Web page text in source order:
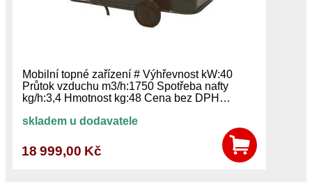
Mobilní topné zařízení # Výhřevnost kW:40
Průtok vzduchu m3/h:1750 Spotřeba nafty
kg/h:3,4 Hmotnost kg:48 Cena bez DPH…
skladem u dodavatele
18 999,00 Kč